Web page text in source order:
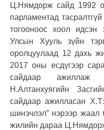
Ц.Нямдорж сайд 1992
парламентад
тогооноос хоол
Улсын Хууль зүйн
оролцуулаад 12 дахь
2017 оны есдүгээр
сайдаар ажиллаж
Н.Алтанхуягийн
сайдаар ажилласан
шинэчлэл” нэрээр жаал
жилийн дараа